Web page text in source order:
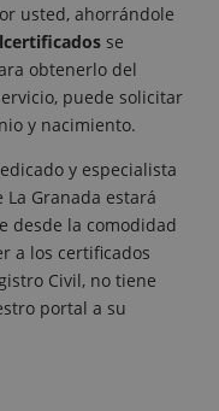
usted, ahorrándole
se
obtenerlo del
puede solicitar
y nacimiento.
y especialista
Granada estará
desde la comodidad
a los certificados
Civil, no tiene
portal a su